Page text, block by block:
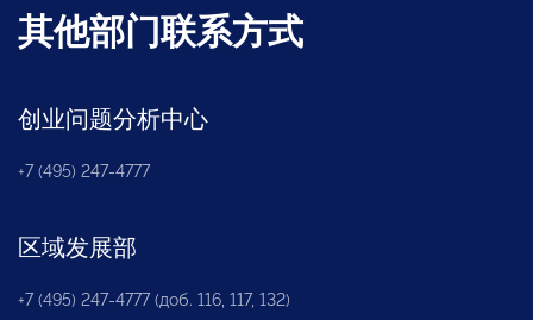
其他部门联系方式
创业问题分析中心
+7 (495) 247-4777
区域发展部
+7 (495) 247-4777 (доб. 116, 117, 132)